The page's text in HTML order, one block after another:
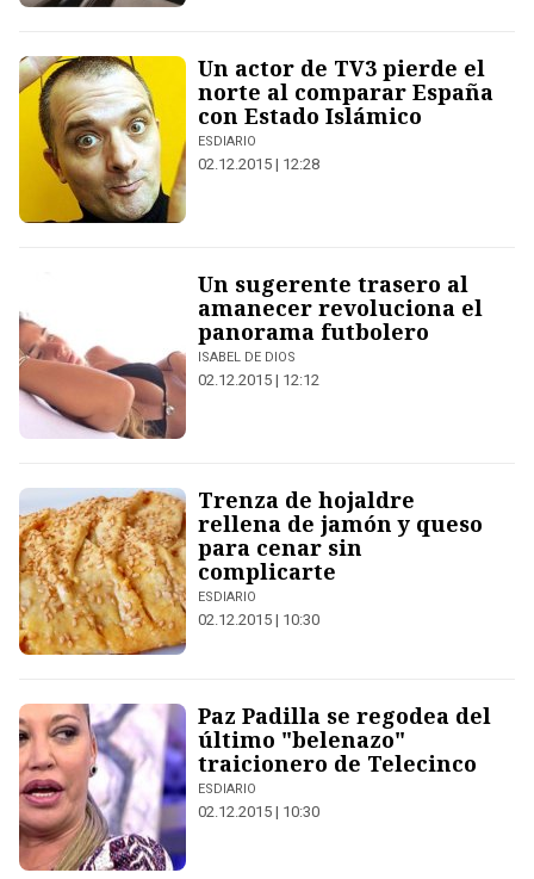
Un actor de TV3 pierde el
norte al comparar España
con Estado Islámico
ESDIARIO
02.12.2015 | 12:28
Un sugerente trasero al
amanecer revoluciona el
panorama futbolero
ISABEL DE DIOS
02.12.2015 | 12:12
Trenza de hojaldre
rellena de jamón y queso
para cenar sin
complicarte
ESDIARIO
02.12.2015 | 10:30
Paz Padilla se regodea del
último "belenazo"
traicionero de Telecinco
ESDIARIO
02.12.2015 | 10:30